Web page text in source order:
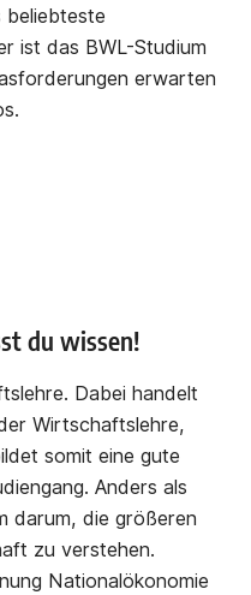
beliebteste
ist das BWL-Studium
erwarten
du wissen!
Dabei handelt
Wirtschaftslehre,
somit eine gute
Anders als
darum, die größeren
zu verstehen.
Nationalökonomie